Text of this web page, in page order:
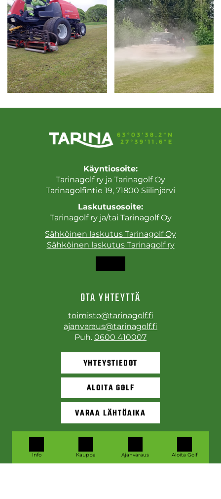
Info Kauppa Ajanvaraus Aloita Golf
Käyntiosoite:
Tarinagolf ry ja Tarinagolf Oy
Tarinagolfintie 19, 71800 Siilinjärvi
Laskutusosoite:
Tarinagolf ry ja/tai Tarinagolf Oy
Sähköinen laskutus Tarinagolf Oy
Sähköinen laskutus Tarinagolf ry
OTA YHTEYTTÄ
toimisto@tarinagolf.fi
ajanvaraus@tarinagolf.fi
Puh. 0600 410007
YHTEYSTIEDOT
ALOITA GOLF
VARAA LÄHTÖAIKA